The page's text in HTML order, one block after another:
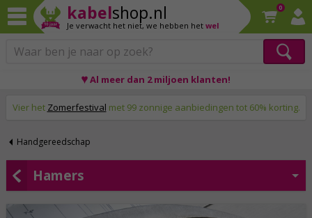
kabelshop.nl
Je verwacht het niet, we hebben het wel
0
♥ Al meer dan 2 miljoen klanten!
Vier het Zomerfestival met 99 zonnige aanbiedingen tot 60% korting.
Handgereedschap
Hamers